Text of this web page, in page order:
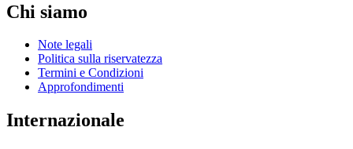
Chi siamo
Note legali
Politica sulla riservatezza
Termini e Condizioni
Approfondimenti
Internazionale